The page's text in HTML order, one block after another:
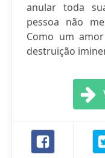
anular toda
pessoa não
Como um
destruição